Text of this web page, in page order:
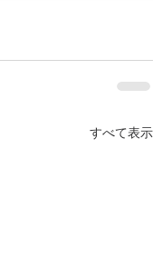
すべて表示